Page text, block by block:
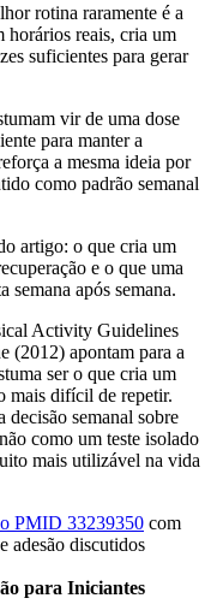
rotina raramente é a
horários reais, cria um
suficientes para gerar
vir de uma dose
para manter a
a mesma ideia por
como padrão semanal
artigo: o que cria um
e o que uma
semana após semana.
Activity Guidelines
(2012) apontam para a
ser o que cria um
mais difícil de repetir.
decisão semanal sobre
como um teste isolado
mais utilizável na vida
PMID 33239350 com
adesão discutidos
para Iniciantes